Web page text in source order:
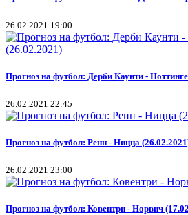
26.02.2021 19:00
Прогноз на футбол: Дерби Каунти -
26.02.2021 22:45
Прогноз на футбол: Ренн - Ницца
26.02.2021 23:00
Прогноз на футбол: Ковентри - Норвич